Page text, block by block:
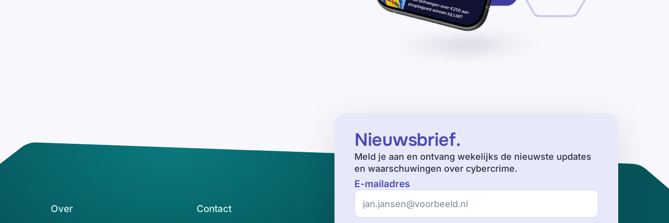
Nieuwsbrief.
Meld je aan en ontvang wekelijks de nieuwste updates
en waarschuwingen over cybercrime.
E-mailadres
Over Contact